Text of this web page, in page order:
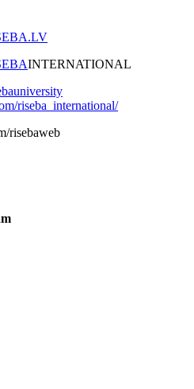
INTERNATIONAL
riseba_international/
risebaweb